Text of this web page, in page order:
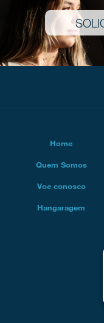
Home
Quem Somos
Voe conosco
Hangaragem